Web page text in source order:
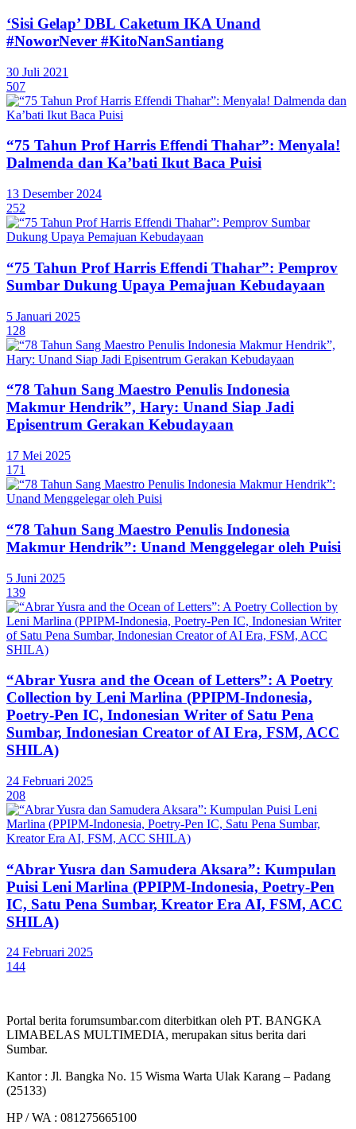
‘Sisi Gelap’ DBL Caketum IKA Unand
#NoworNever #KitoNanSantiang
30 Juli 2021
507
“75 Tahun Prof Harris Effendi Thahar”: Menyala!
Dalmenda dan Ka’bati Ikut Baca Puisi
13 Desember 2024
252
“75 Tahun Prof Harris Effendi Thahar”: Pemprov
Sumbar Dukung Upaya Pemajuan Kebudayaan
5 Januari 2025
128
“78 Tahun Sang Maestro Penulis Indonesia
Makmur Hendrik”, Hary: Unand Siap Jadi
Episentrum Gerakan Kebudayaan
17 Mei 2025
171
“78 Tahun Sang Maestro Penulis Indonesia
Makmur Hendrik”: Unand Menggelegar oleh Puisi
5 Juni 2025
139
“Abrar Yusra and the Ocean of Letters”: A Poetry
Collection by Leni Marlina (PPIPM-Indonesia,
Poetry-Pen IC, Indonesian Writer of Satu Pena
Sumbar, Indonesian Creator of AI Era, FSM, ACC
SHILA)
24 Februari 2025
208
“Abrar Yusra dan Samudera Aksara”: Kumpulan
Puisi Leni Marlina (PPIPM-Indonesia, Poetry-Pen
IC, Satu Pena Sumbar, Kreator Era AI, FSM, ACC
SHILA)
24 Februari 2025
144
Portal berita forumsumbar.com diterbitkan oleh PT. BANGKA
LIMABELAS MULTIMEDIA, merupakan situs berita dari
Sumbar.
Kantor : Jl. Bangka No. 15 Wisma Warta Ulak Karang – Padang
(25133)
HP / WA : 081275665100